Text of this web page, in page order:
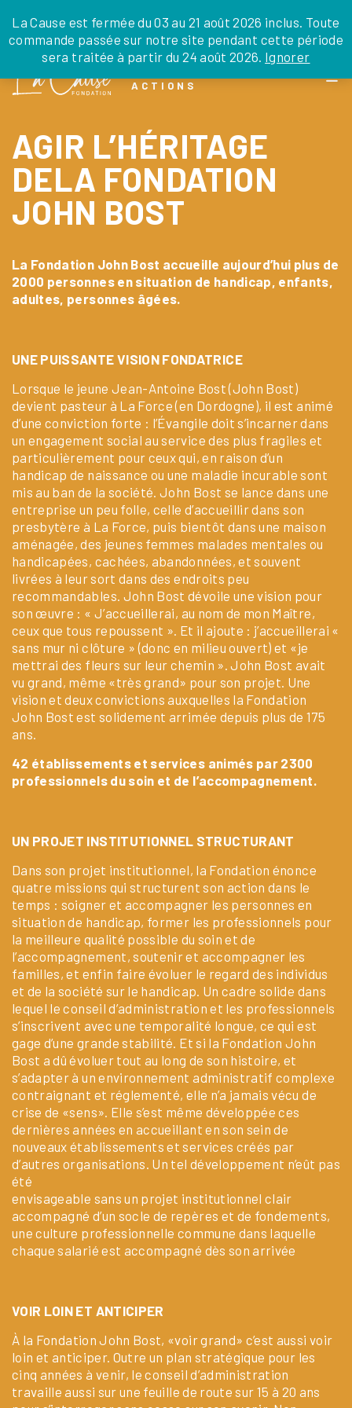
to
the
La Cause est fermée du 03 au 21 août 2026 inclus. Toute
commande passée sur notre site pendant cette période
sera traitée à partir du 24 août 2026. Ignorer
JE DONNE JE PARRAINE NOUS SOUTENIR
DEPUIS LA FRANCE
DEPUIS L’INTERNATIONAL
EN TANT QU’ORGANISATION
0 ARTICLE
ACTIONS
AGIR L’HÉRITAGE
DELA FONDATION
JOHN BOST
La Fondation John Bost accueille aujourd’hui plus de
2000 personnes en situation de handicap, enfants,
adultes, personnes âgées.
UNE PUISSANTE VISION FONDATRICE
Lorsque le jeune Jean-Antoine Bost (John Bost)
devient pasteur à La Force (en Dordogne), il est animé
d’une conviction forte : l’Évangile doit s’incarner dans
un engagement social au service des plus fragiles et
particulièrement pour ceux qui, en raison d’un
handicap de naissance ou une maladie incurable sont
mis au ban de la société. John Bost se lance dans une
entreprise un peu folle, celle d’accueillir dans son
presbytère à La Force, puis bientôt dans une maison
aménagée, des jeunes femmes malades mentales ou
handicapées, cachées, abandonnées, et souvent
livrées à leur sort dans des endroits peu
recommandables. John Bost dévoile une vision pour
son œuvre : « J’accueillerai, au nom de mon Maître,
ceux que tous repoussent ». Et il ajoute : j’accueillerai «
sans mur ni clôture » (donc en milieu ouvert) et «je
mettrai des fleurs sur leur chemin ». John Bost avait
vu grand, même «très grand» pour son projet. Une
vision et deux convictions auxquelles la Fondation
John Bost est solidement arrimée depuis plus de 175
ans.
42 établissements et services animés par 2300
professionnels du soin et de l’accompagnement.
UN PROJET INSTITUTIONNEL STRUCTURANT
Dans son projet institutionnel, la Fondation énonce
quatre missions qui structurent son action dans le
temps : soigner et accompagner les personnes en
situation de handicap, former les professionnels pour
la meilleure qualité possible du soin et de
l’accompagnement, soutenir et accompagner les
familles, et enfin faire évoluer le regard des individus
et de la société sur le handicap. Un cadre solide dans
lequel le conseil d’administration et les professionnels
s’inscrivent avec une temporalité longue, ce qui est
gage d’une grande stabilité. Et si la Fondation John
Bost a dû évoluer tout au long de son histoire, et
s’adapter à un environnement administratif complexe
contraignant et réglementé, elle n’a jamais vécu de
crise de «sens». Elle s’est même développée ces
dernières années en accueillant en son sein de
nouveaux établissements et services créés par
d’autres organisations. Un tel développement n’eût pas
été
envisageable sans un projet institutionnel clair
accompagné d’un socle de repères et de fondements,
une culture professionnelle commune dans laquelle
chaque salarié est accompagné dès son arrivée
VOIR LOIN ET ANTICIPER
À la Fondation John Bost, «voir grand» c’est aussi voir
loin et anticiper. Outre un plan stratégique pour les
cinq années à venir, le conseil d’administration
travaille aussi sur une feuille de route sur 15 à 20 ans